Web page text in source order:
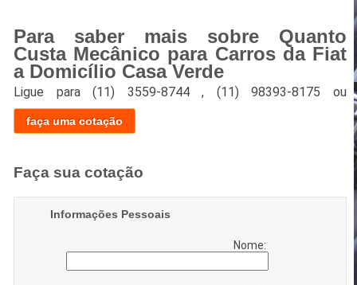
Para saber mais sobre Quanto
Custa Mecânico para Carros da Fiat
a Domicílio Casa Verde
Ligue para(11) 3559-8744 , (11) 98393-8175 ou
faça uma cotação
Faça sua cotação
Informações Pessoais
Nome: